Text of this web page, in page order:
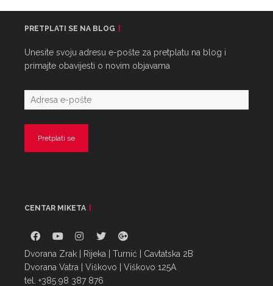
PRETPLATI SE NA BLOG
Unesite svoju adresu e-pošte za pretplatu na blog i
primajte obavijesti o novim objavama
CENTAR MIKETA
Dvorana Zrak | Rijeka | Turnić | Cavtatska 2B
Dvorana Vatra | Viškovo | Viškovo 125A
tel. +385 98 387 876